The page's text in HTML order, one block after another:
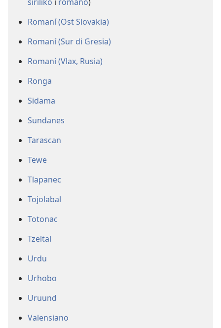
Romaní (Ost Slovakia)
Romaní (Sur di Gresia)
Romaní (Vlax, Rusia)
Ronga
Sidama
Sundanes
Tarascan
Tewe
Tlapanec
Tojolabal
Totonac
Tzeltal
Urdu
Urhobo
Uruund
Valensiano